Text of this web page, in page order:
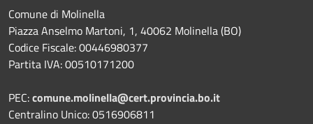
Comune di Molinella
Piazza Anselmo Martoni, 1, 40062 Molinella (BO)
Codice Fiscale: 00446980377
Partita IVA: 00510171200
PEC:comune.molinella@cert.provincia.bo.it
Centralino Unico: 0516906811